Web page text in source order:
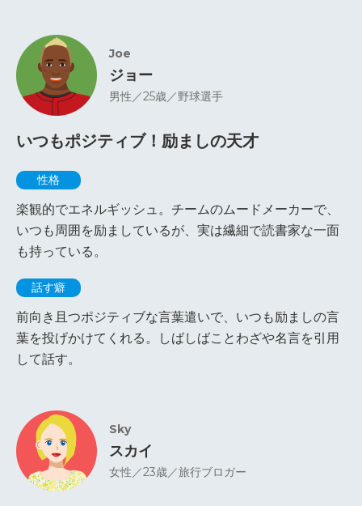
Joe
ジョー
男性／25歳／野球選手
いつもポジティブ！励ましの天才
性格
楽観的でエネルギッシュ。チームのムードメーカーで、
いつも周囲を励ましているが、実は繊細で読書家な一面
も持っている。
話す癖
前向き且つポジティブな言葉遣いで、いつも励ましの言
葉を投げかけてくれる。しばしばことわざや名言を引用
して話す。
Sky
スカイ
女性／23歳／旅行ブロガー